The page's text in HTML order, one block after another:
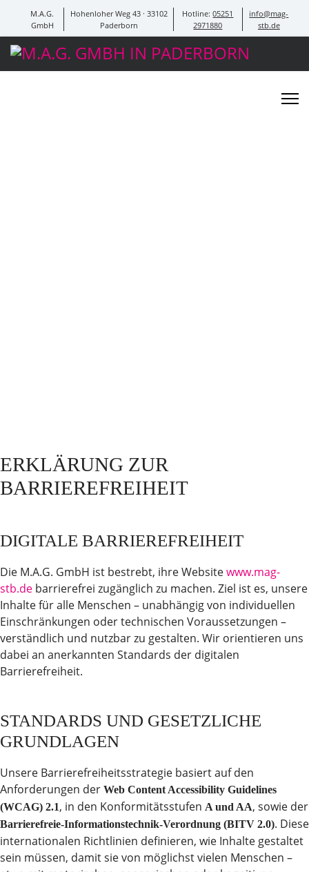
M.A.G.
GmbH
Hohenloher Weg 43 · 33102
Paderborn
Hotline:05251
2971880
info@mag-
stb.de
ERKLÄRUNG ZUR
BARRIEREFREIHEIT
DIGITALE BARRIEREFREIHEIT
Die M.A.G. GmbH ist bestrebt, ihre Websitewww.mag-
stb.de barrierefrei zugänglich zu machen. Ziel ist es, unsere
Inhalte für alle Menschen – unabhängig von individuellen
Einschränkungen oder technischen Voraussetzungen –
verständlich und nutzbar zu gestalten. Wir orientieren uns
dabei an anerkannten Standards der digitalen
Barrierefreiheit.
STANDARDS UND GESETZLICHE
GRUNDLAGEN
Unsere Barrierefreiheitsstrategie basiert auf den
Anforderungen der Web Content Accessibility Guidelines
(WCAG) 2.1, in den Konformitätsstufen A und AA, sowie der
Barrierefreie-Informationstechnik-Verordnung (BITV 2.0). Diese
internationalen Richtlinien definieren, wie Inhalte gestaltet
sein müssen, damit sie von möglichst vielen Menschen –